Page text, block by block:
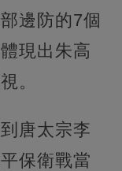
邊防的7個
現出朱高
。
唐太宗李
保衛戰當